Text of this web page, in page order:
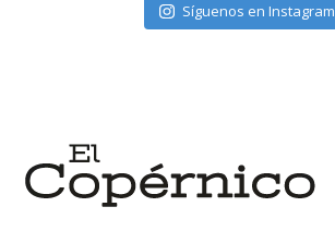
Síguenos en Instagram